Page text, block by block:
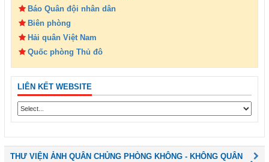
Báo Quân đội nhân dân
Biên phòng
Hải quân Việt Nam
Quốc phòng Thủ đô
LIÊN KẾT WEBSITE
THƯ VIỆN ẢNH QUÂN CHỦNG PHÒNG KHÔNG - KHÔNG QUÂN